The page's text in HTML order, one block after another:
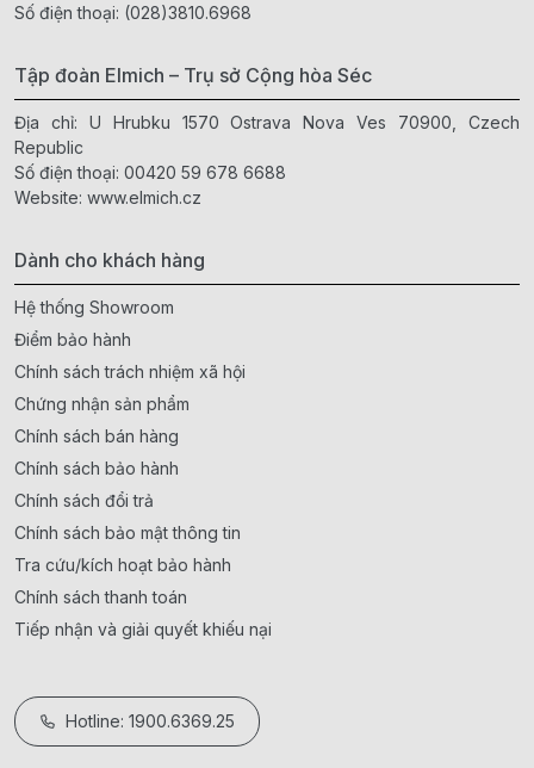
Số điện thoại: (028)3810.6968
Tập đoàn Elmich – Trụ sở Cộng hòa Séc
Địa chỉ: U Hrubku 1570 Ostrava Nova Ves 70900, Czech
Republic
Số điện thoại: 00420 59 678 6688
Website: www.elmich.cz
Dành cho khách hàng
Hệ thống Showroom
Điểm bảo hành
Chính sách trách nhiệm xã hội
Chứng nhận sản phẩm
Chính sách bán hàng
Chính sách bảo hành
Chính sách đổi trả
Chính sách bảo mật thông tin
Tra cứu/kích hoạt bảo hành
Chính sách thanh toán
Tiếp nhận và giải quyết khiếu nại
Hotline: 1900.6369.25